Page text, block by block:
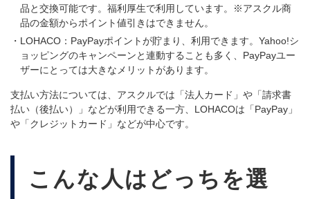
品と交換可能です。福利厚生で利用しています。※アスクル商
品の金額からポイント値引きはできません。
LOHACO ：PayPayポイントが貯まり、利用できます。Yahoo!シ
ョッピングのキャンペーンと連動することも多く、PayPayユー
ザーにとっては大きなメリットがあります。
支払い方法については、アスクルでは「法人カード」や「請求書
払い（後払い）」などが利用できる一方、 LOHACOは「PayPay」
や「クレジットカード」などが中心です。
こんな人はどっちを選